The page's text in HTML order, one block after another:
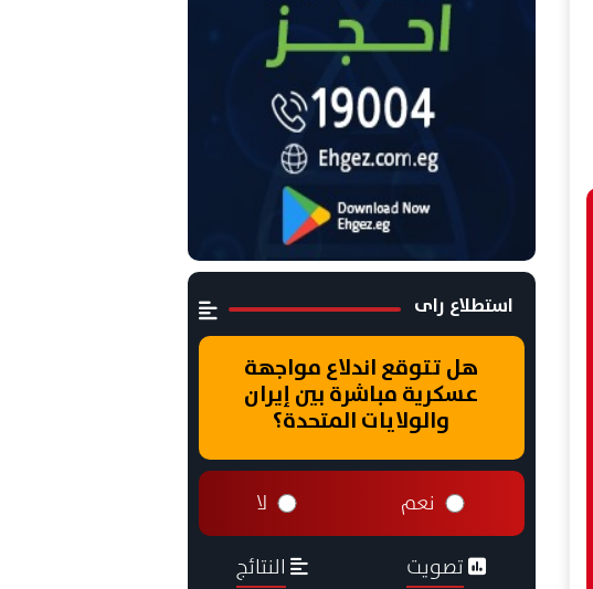
استطلاع راى
هل تتوقع اندلاع مواجهة
عسكرية مباشرة بين إيران
والولايات المتحدة؟
نعم لا
تصويت النتائج